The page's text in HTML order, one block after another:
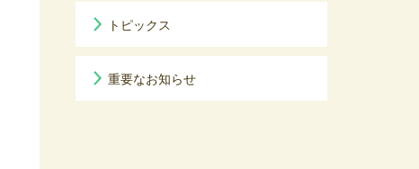
トピックス
重要なお知らせ